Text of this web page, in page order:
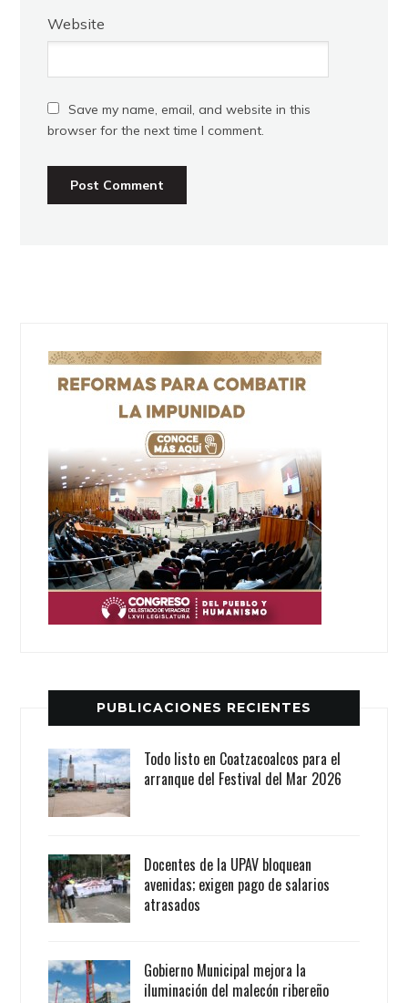
Website
Save my name, email, and website in this
browser for the next time I comment.
PUBLICACIONES RECIENTES
Todo listo en Coatzacoalcos para el
arranque del Festival del Mar 2026
Docentes de la UPAV bloquean
avenidas; exigen pago de salarios
atrasados
Gobierno Municipal mejora la
iluminación del malecón ribereño